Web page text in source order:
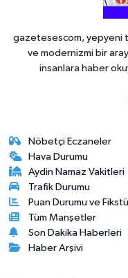
gazetesescom, yepyeni
ve modernizmi bir
insanlara haber
Nöbetçi Eczaneler
Hava Durumu
Aydin Namaz Vakitleri
Trafik Durumu
Puan Durumu ve
Tüm Manşetler
Son Dakika Haberleri
Haber Arşivi